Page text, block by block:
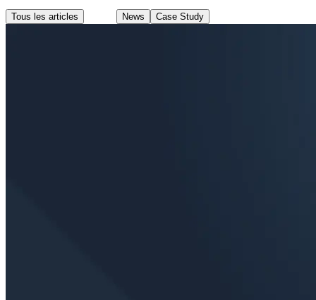
Tous les articles News Case Study